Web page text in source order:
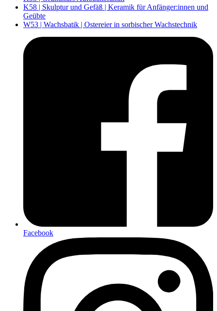
K58 | Skulptur und Gefäß | Keramik für Anfänger:innen und
Geübte
W53 | Wachsbatik | Ostereier in sorbischer Wachstechnik
Facebook